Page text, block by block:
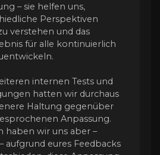
– sie helfen uns,
Perspektiven
verstehen und das
für alle kontinuierlich
internen Tests und
hatten wir durchaus
Haltung gegenüber
Anpassung.
haben wir uns aber –
aufgrund eures Feedbacks